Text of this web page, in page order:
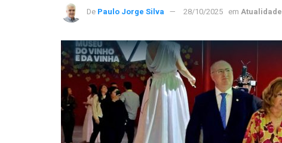
De Paulo Jorge Silva 28/10/2025 em Atualidade